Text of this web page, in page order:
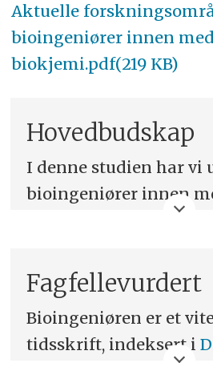
Aktuelle
bioingeniører innen
biokjemi.pdf(219 KB)
Hovedbudskap
I denne studien har vi
bioingeniører innen
høyest rangerte
forskningsområdene er:
andre
Fagfellevurdert
Bioingeniøren er et
tidsskrift, indeksert i